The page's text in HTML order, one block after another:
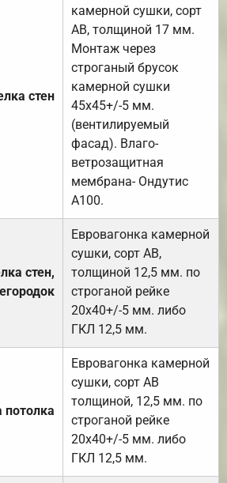
стен
камерной сушки, сорт
АВ, толщиной 17 мм.
Монтаж через
строганый брусок
камерной сушки
45х45+/-5 мм.
(вентилируемый
фасад). Влаго-
ветрозащитная
мембрана- Ондутис
А100.
стен,
Евровагонка камерной
сушки, сорт АВ,
толщиной 12,5 мм. по
строганой рейке
20х40+/-5 мм. либо
ГКЛ 12,5 мм.
потолка
Евровагонка камерной
сушки, сорт АВ
толщиной, 12,5 мм. по
строганой рейке
20х40+/-5 мм. либо
ГКЛ 12,5 мм.